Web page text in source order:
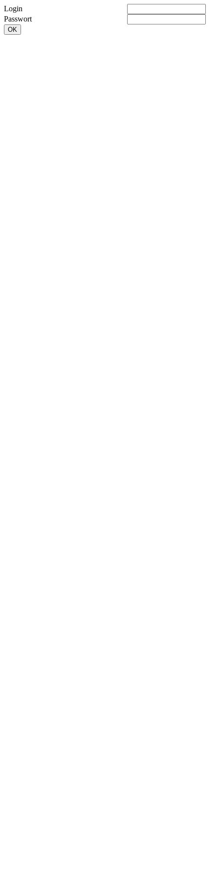
Login
Passwort